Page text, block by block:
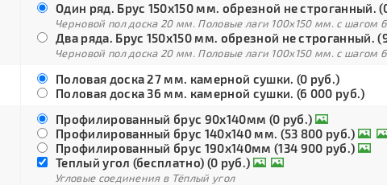
Один ряд. Брус 150х150 мм. обрезной не строганный.
Черновой пол доска 20 мм. Половые лаги 100х150 мм. с шагом
Два ряда. Брус 150х150 мм. обрезной не строганный.
Черновой пол доска 20 мм. Половые лаги 100х150 мм. с шагом
Половая доска 27 мм. камерной сушки. (0 руб.)
Половая доска 36 мм. камерной сушки. (6 000 руб.)
Профилированный брус 90х140мм (0 руб.)
Профилированный брус 140х140 мм. (53 800 руб.)
Профилированный брус 190х140мм (134 900 руб.)
Теплый угол (бесплатно) (0 руб.)
Угловые соединения в Тёплый угол